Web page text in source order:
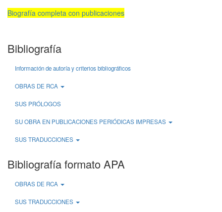
Biografía completa con publicaciones
Bibliografía
Información de autoría y criterios bibliográficos
OBRAS DE RCA
SUS PRÓLOGOS
SU OBRA EN PUBLICACIONES PERIÓDICAS IMPRESAS
SUS TRADUCCIONES
Bibliografía formato APA
OBRAS DE RCA
SUS TRADUCCIONES